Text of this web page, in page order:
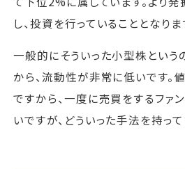
し、投資を行っていることとなりま
一般的にそういった小型株とい
から、流動性が非常に低いです。
ですから、一度に売買をするファ
いですが、どういった手法を持っ